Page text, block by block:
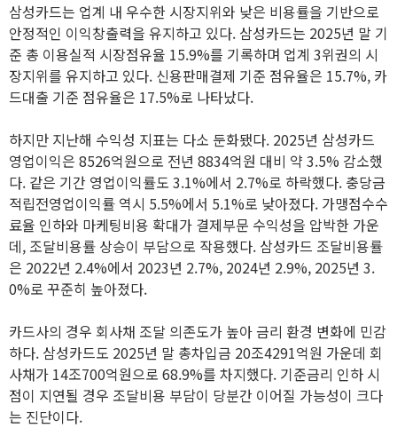
삼성카드는 업계 내 우수한 시장지위와 낮은 비용률을 기반으로
안정적인 이익창출력을 유지하고 있다. 삼성카드는 2025년 말 기
준 총 이용실적 시장점유율 15.9%를 기록하며 업계 3위권의 시
장지위를 유지하고 있다. 신용판매결제 기준 점유율은 15.7%, 카
드대출 기준 점유율은 17.5%로 나타났다.
하지만 지난해 수익성 지표는 다소 둔화됐다. 2025년 삼성카드
영업이익은 8526억원으로 전년 8834억원 대비 약 3.5% 감소했
다. 같은 기간 영업이익률도 3.1%에서 2.7%로 하락했다. 충당금
적립전영업이익률 역시 5.5%에서 5.1%로 낮아졌다. 가맹점수수
료율 인하와 마케팅비용 확대가 결제부문 수익성을 압박한 가운
데, 조달비용률 상승이 부담으로 작용했다. 삼성카드 조달비용률
은 2022년 2.4%에서 2023년 2.7%, 2024년 2.9%, 2025년 3.
0%로 꾸준히 높아졌다.
카드사의 경우 회사채 조달 의존도가 높아 금리 환경 변화에 민감
하다. 삼성카드도 2025년 말 총차입금 20조4291억원 가운데 회
사채가 14조700억원으로 68.9%를 차지했다. 기준금리 인하 시
점이 지연될 경우 조달비용 부담이 당분간 이어질 가능성이 크다
는 진단이다.